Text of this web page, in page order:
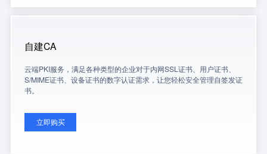
自建CA
云端PKI服务，满足各种类型的企业对于内网SSL证书、用户证书、
S/MIME证书、设备证书的数字认证需求，让您轻松安全管理自签发证
书。
立即购买